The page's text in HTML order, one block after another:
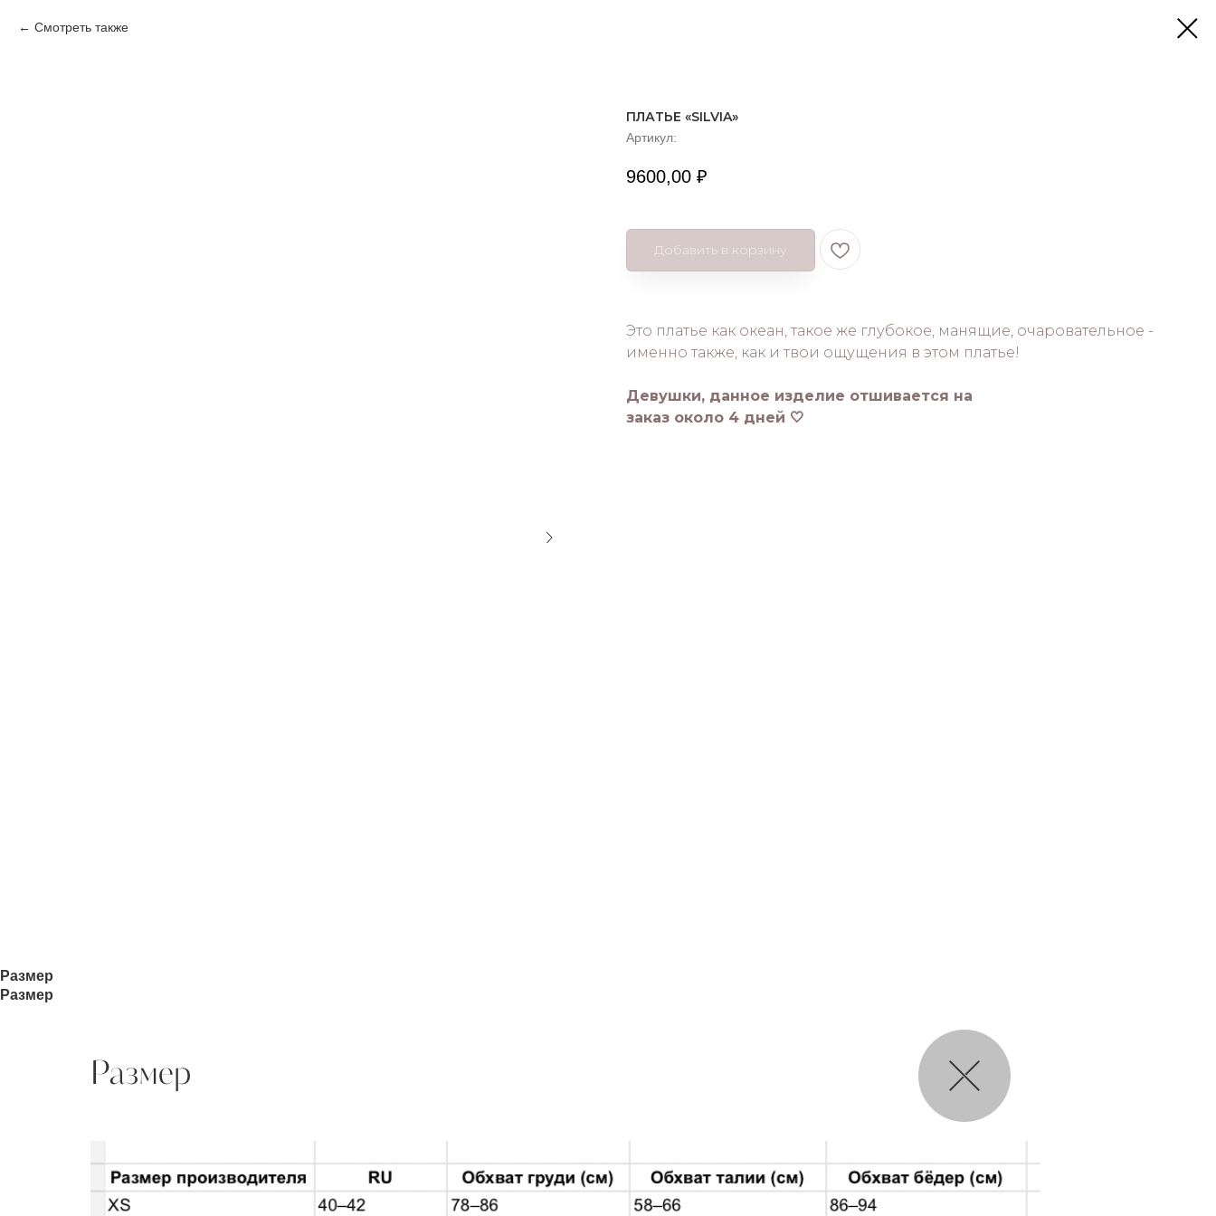
Смотреть также
ПЛАТЬЕ «SILVIA»
Артикул:
9600,00 ₽
Добавить в корзину
Это платье как океан, такое же глубокое, манящие, очаровательное -
именно также, как и твои ощущения в этом платье!
Девушки, данное изделие отшивается на
заказ около 4 дней 🤍
Размер
Размер